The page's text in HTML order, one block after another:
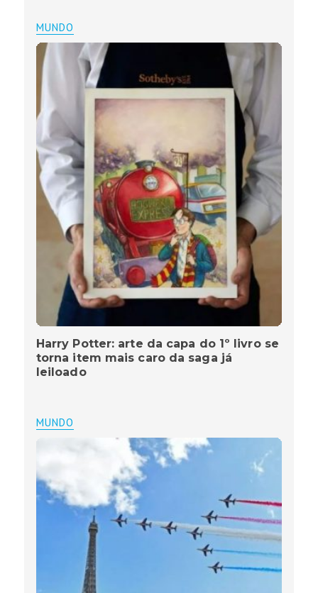
MUNDO
Harry Potter: arte da capa do 1º livro se
torna item mais caro da saga já
leiloado
MUNDO